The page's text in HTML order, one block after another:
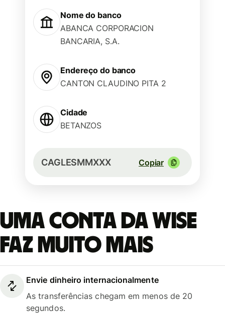
Nome do banco
ABANCA CORPORACION
BANCARIA, S.A.
Endereço do banco
CANTON CLAUDINO PITA 2
Cidade
BETANZOS
CAGLESMMXXX Copiar
Uma conta da Wise
faz muito mais
Envie dinheiro internacionalmente
As transferências chegam em menos de 20
segundos.